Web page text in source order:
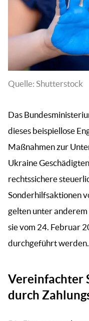
Quelle: Shutterstock
Das
dieses beispiellose
Maßnahmen zur
Ukraine
rechtssichere
Sonderhilfsaktionen
gelten unter
sie vom 24. Februar
durchgeführt werden.
Vereinfachter
durch